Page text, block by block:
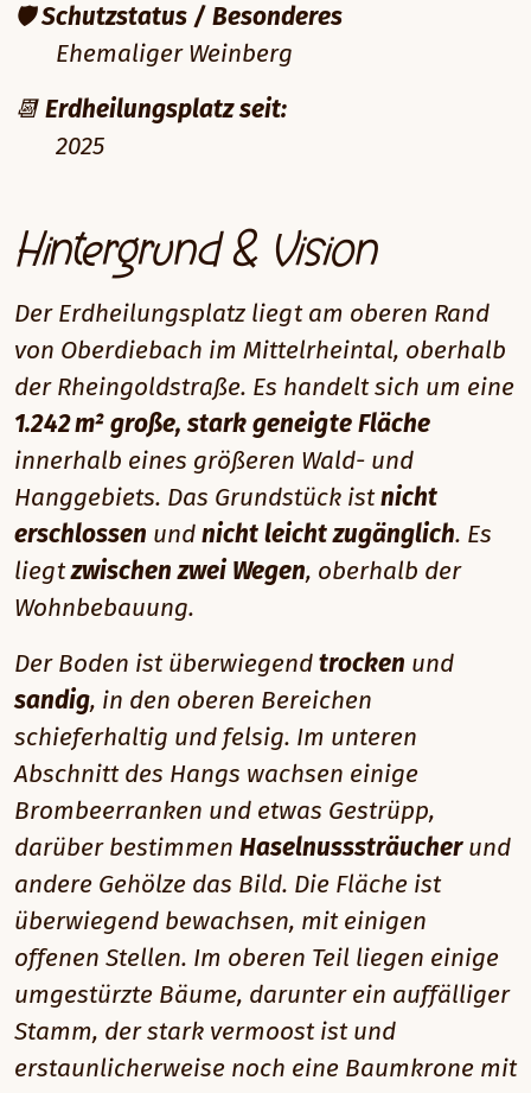
🛡️Schutzstatus / Besonderes
Ehemaliger Weinberg
📆 Erdheilungsplatz seit:
2025
Hintergrund & Vision
Der Erdheilungsplatz liegt am oberen Rand
von Oberdiebach im Mittelrheintal, oberhalb
der Rheingoldstraße. Es handelt sich um eine
1.242 m² große, stark geneigte Fläche
innerhalb eines größeren Wald- und
Hanggebiets. Das Grundstück ist nicht
erschlossen und nicht leicht zugänglich. Es
liegtzwischen zwei Wegen, oberhalb der
Wohnbebauung.
Der Boden ist überwiegend trocken und
sandig, in den oberen Bereichen
schieferhaltig und felsig. Im unteren
Abschnitt des Hangs wachsen einige
Brombeerranken und etwas Gestrüpp,
darüber bestimmen Haselnusssträucherund
andere Gehölze das Bild. Die Fläche ist
überwiegend bewachsen, mit einigen
offenen Stellen. Im oberen Teil liegen einige
umgestürzte Bäume, darunter ein auffälliger
Stamm, der stark vermoost ist und
erstaunlicherweise noch eine Baumkrone mit